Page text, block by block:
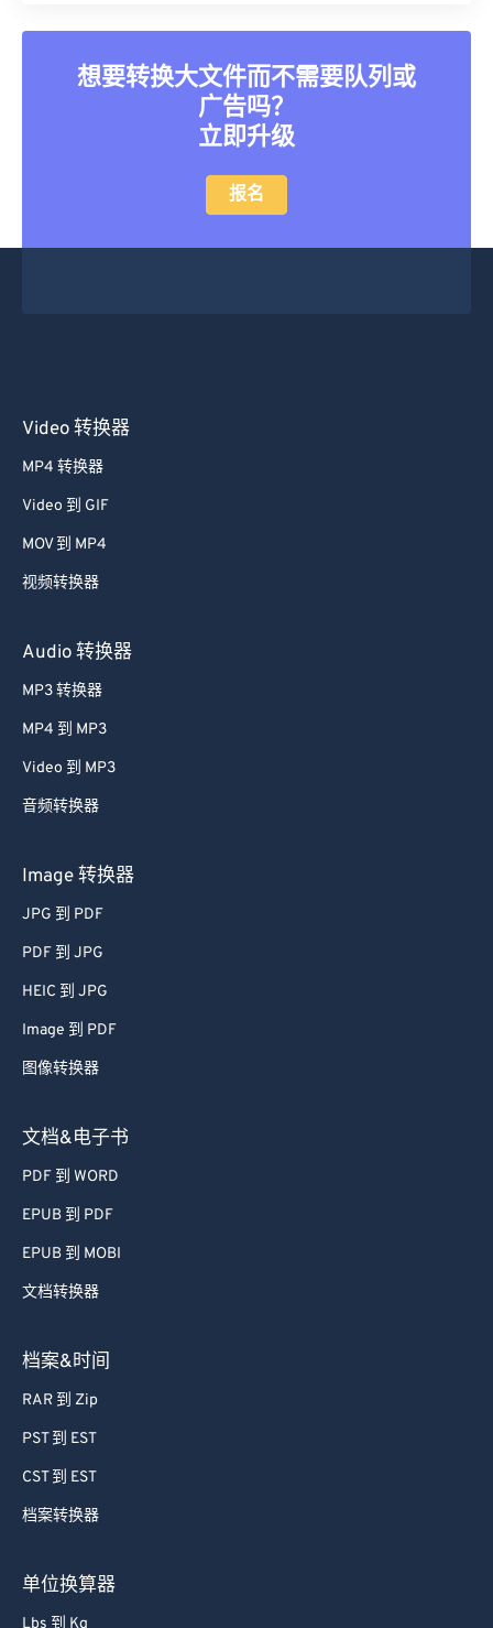
想要转换大文件而不需要队列或
广告吗？
立即升级
报名
Video 转换器
MP4 转换器
Video 到 GIF
MOV 到 MP4
视频转换器
Audio 转换器
MP3 转换器
MP4 到 MP3
Video 到 MP3
音频转换器
Image 转换器
JPG 到 PDF
PDF 到 JPG
HEIC 到 JPG
Image 到 PDF
图像转换器
文档&电子书
PDF 到 WORD
EPUB 到 PDF
EPUB 到 MOBI
文档转换器
档案&时间
RAR 到 Zip
PST 到 EST
CST 到 EST
档案转换器
单位换算器
Lbs 到 Kg